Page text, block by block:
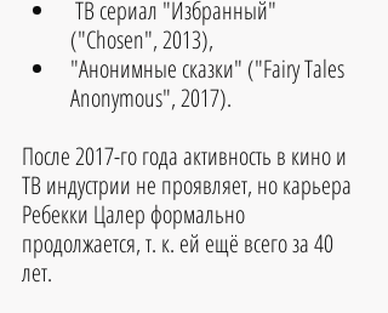
("Chosen", 2013),
"Анонимные сказки" ("Fairy Tales
Anonymous", 2017).
После 2017-го года активность в кино и
ТВ индустрии не проявляет, но карьера
Ребекки Цалер формально
продолжается, т. к. ей ещё всего за 40
лет.